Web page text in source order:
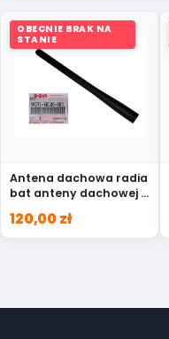
OBECNIE BRAK NA
STANIE
Antena dachowa radia
bat anteny dachowej s
120,00 zł